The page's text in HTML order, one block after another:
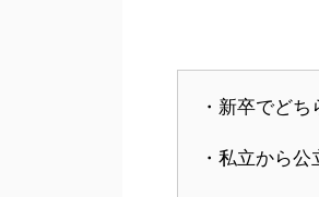
・新卒でど
・私立から